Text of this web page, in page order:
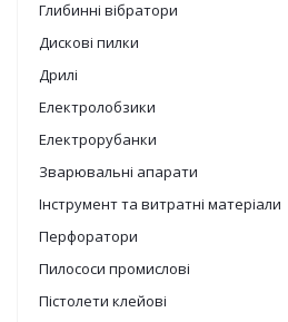
Глибинні вібратори
Дискові пилки
Дрилі
Електролобзики
Електрорубанки
Зварювальні апарати
Інструмент та витратні матеріали
Перфоратори
Пилососи промислові
Пістолети клейові